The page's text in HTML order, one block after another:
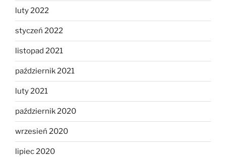
luty 2022
styczeń 2022
listopad 2021
październik 2021
luty 2021
październik 2020
wrzesień 2020
lipiec 2020